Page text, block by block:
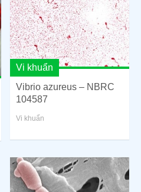
Vi khuẩn
Vibrio azureus – NBRC
104587
Vi khuẩn